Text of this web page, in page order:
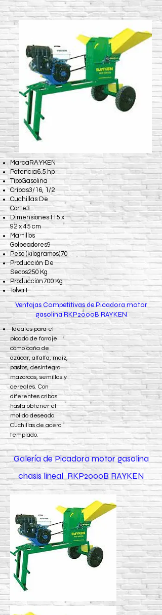
MarcaRAYKEN
Potencia6.5 hp
TipoGasolina
Cribas3/16, 1/2
Cuchillas De
Corte3
Dimensiones115 x
92 x 45 cm
Martillos
Golpeadores9
Peso (kilogramos)70
Producción De
Secos250 Kg
Producción700 Kg
Tolva1
Ventajas Competitivas de Picadora motor
gasolina RKP2000B RAYKEN
Ideales para el
picado de forraje
como caña de
azúcar, alfalfa, maíz,
pastos, desintegra
mazorcas, semillas y
cereales. Con
diferentes cribas
hasta obtener el
molido deseado.
Cuchillas de acero
templado.
Galería de Picadora motor gasolina
chasis lineal RKP2000B RAYKEN